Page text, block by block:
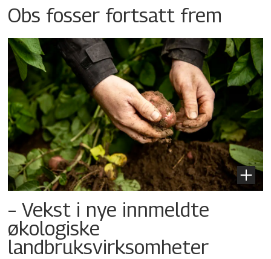
Obs fosser fortsatt frem
– Vekst i nye innmeldte
økologiske
landbruksvirksomheter